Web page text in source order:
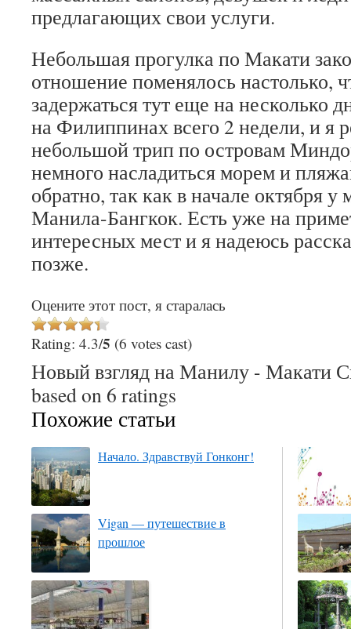
предлагающих свои услуги.
Небольшая прогулка по Макати
отношение поменялось настолько,
задержаться тут еще на несколько
на Филиппинах всего 2 недели, и я
небольшой трип по островам
немного насладиться морем и
обратно, так как в начале октября у
Манила-Бангкок. Есть уже на
интересных мест и я надеюсь
позже.
Оцените этот пост, я старалась
Rating: 4.3/5 (6 votes cast)
Новый взгляд на Манилу - Макати
based on 6 ratings
Похожие статьи
Начало. Здравствуй Гонконг!
Vigan — путешествие в
прошлое